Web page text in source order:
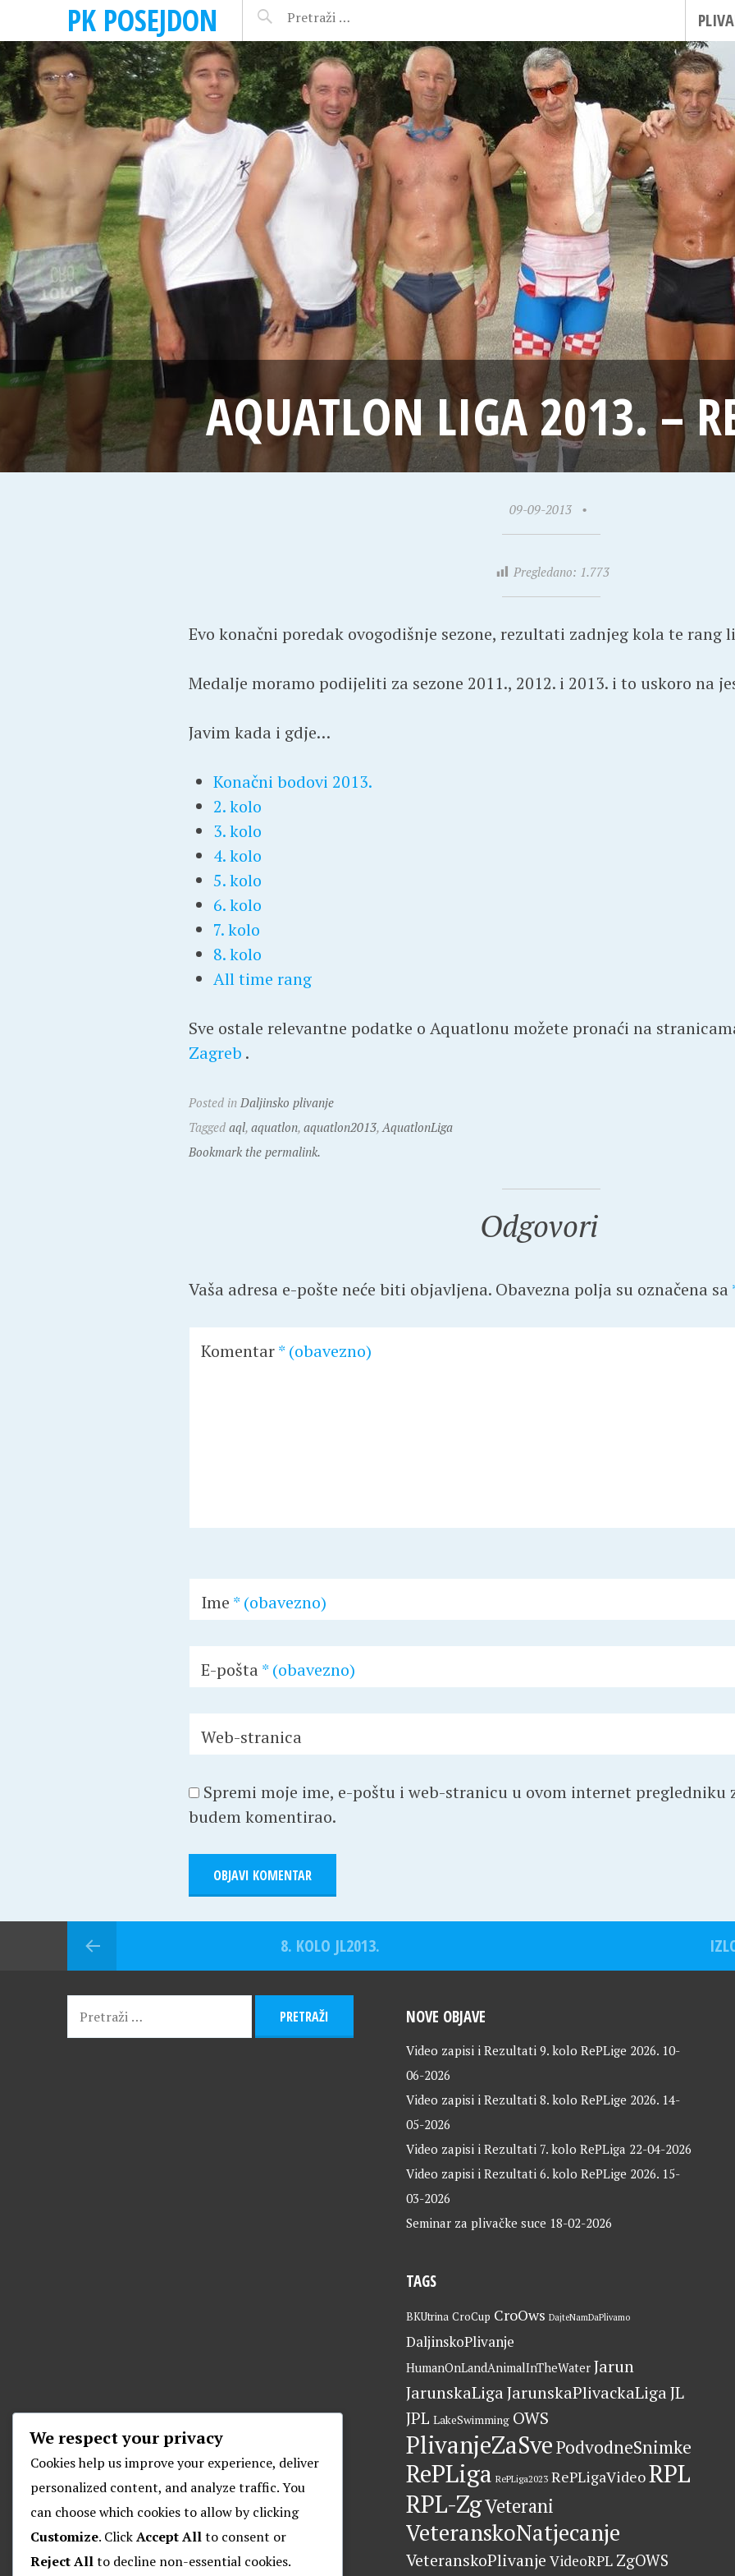
PK POSEJDON
AQUATLON LIGA 2013. –
09-09-2013 •
Pregledano: 1.773
Evo konačni poredak ovogodišnje sezone, rezultati zadnjeg kola te rang
Medalje moramo podijeliti za sezone 2011., 2012. i 2013. i to uskoro na
Javim kada i gdje…
Konačni bodovi 2013.
2. kolo
3. kolo
4. kolo
5. kolo
6. kolo
7. kolo
8. kolo
All time rang
Sve ostale relevantne podatke o Aquatlonu možete pronaći na
Zagreb .
Posted in Daljinsko plivanje
Tagged aql, aquatlon, aquatlon2013,AquatlonLiga
Bookmark the permalink.
Odgovori
Vaša adresa e-pošte neće biti objavljena. Obavezna polja su označena sa
Komentar* (obavezno)
Ime * (obavezno)
E-pošta * (obavezno)
Web-stranica
Spremi moje ime, e-poštu i web-stranicu u ovom internet pregledniku
budem komentirao.
8. KOLO JL2013.
NOVE OBJAVE
Video zapisi i Rezultati 9. kolo RePLige 2026. 10-
06-2026
Video zapisi i Rezultati 8. kolo RePLige 2026. 14-
05-2026
Video zapisi i Rezultati 7. kolo RePLiga 22-04-2026
Video zapisi i Rezultati 6. kolo RePLige 2026. 15-
03-2026
Seminar za plivačke suce 18-02-2026
TAGS
BKUtrina CroCup CroOws DajteNamDaPlivamo
DaljinskoPlivanje
HumanOnLandAnimalInTheWater Jarun
JarunskaLigaJarunskaPlivackaLigaJL
JPL LakeSwimming OWS
PlivanjeZaSvePodvodneSnimke
RePLiga RePLiga2023 RePLigaVideoRPL
RPL-ZgVeterani
VeteranskoNatjecanje
VeteranskoPlivanje VideoRPL ZgOWS
We respect your privacy
Cookies help us improve your experience, deliver
personalized content, and analyze traffic. You
can choose which cookies to allow by clicking
Customize. ClickAccept Allto consent or
Reject Allto decline non-essential cookies.